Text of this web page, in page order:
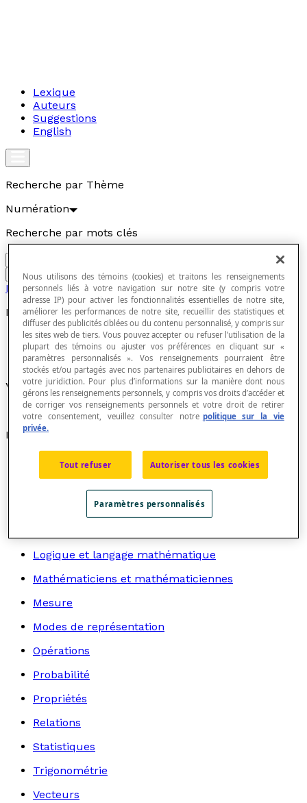
Lexique
Auteurs
Suggestions
English
Recherche par Thème
Numération
Recherche par mots clés
Aller
Numération
Partie imaginaire d'un nombre complexe
Voirnombre complexe.
Recherche par thème
Algèbre
Arithmétique
Logique et langage mathématique
Mathématiciens et mathématiciennes
Mesure
Modes de représentation
Opérations
Probabilité
Propriétés
Relations
Statistiques
Trigonométrie
Vecteurs
Nous utilisons des témoins (cookies) et traitons les renseignements
personnels liés à votre navigation sur notre site (y compris votre
adresse IP) pour activer les fonctionnalités essentielles de notre site,
améliorer les performances de notre site, recueillir des statistiques et
diffuser des publicités ciblées ou du contenu personnalisé, y compris sur
les sites web de tiers. Vous pouvez accepter ou refuser l’utilisation de la
plupart des témoins ou ajuster vos préférences en cliquant sur «
paramètres personnalisés ». Vos renseignements pourraient être
stockés et/ou partagés avec nos partenaires publicitaires en dehors de
votre juridiction. Pour plus d’informations sur la manière dont nous
gérons les renseignements personnels, y compris vos droits d’accéder et
de corriger vos renseignements personnels et votre droit de retirer
votre consentement, veuillez consulter notre politique sur la vie
privée.
Tout refuser Autoriser tous les cookies
Paramètres personnalisés